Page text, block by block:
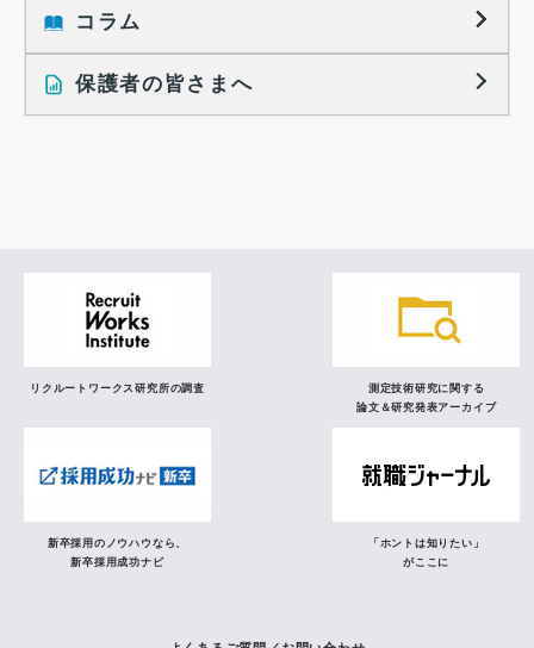
大学生の地域間移動レポート
就職活動に関するレポート
就職活動と入社後の就業
就業レディネス研究
コラム
インタビュー記事
保護者の皆さまへ
リクルートワークス研究所の調査
測定技術研究に関する
論文＆研究発表アーカイブ
新卒採用のノウハウなら、
新卒採用成功ナビ
「ホントは知りたい」
がここに